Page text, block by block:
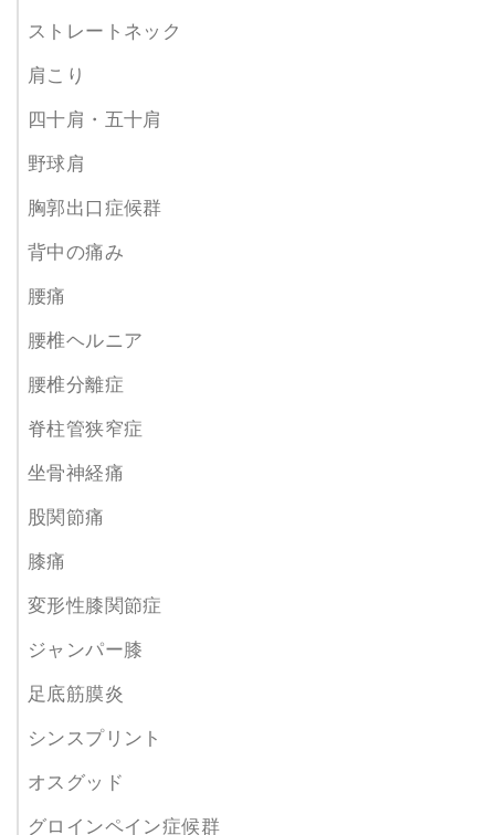
ストレートネック
肩こり
四十肩・五十肩
野球肩
胸郭出口症候群
背中の痛み
腰痛
腰椎ヘルニア
腰椎分離症
脊柱管狭窄症
坐骨神経痛
股関節痛
膝痛
変形性膝関節症
ジャンパー膝
足底筋膜炎
シンスプリント
オスグッド
グロインペイン症候群